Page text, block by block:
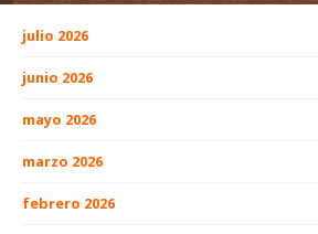
julio 2026
junio 2026
mayo 2026
marzo 2026
febrero 2026